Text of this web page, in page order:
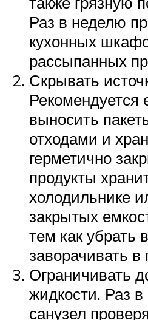
Раз в неделю
кухонных
рассыпанных
Скрывать
Рекомендуется
выносить
отходами и
герметично
продукты
холодильнике
закрытых
тем как убрать
заворачивать в
Ограничивать
жидкости. Раз
санузел